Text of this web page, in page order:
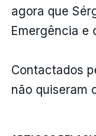
agora que
Emergência e
Contactados
não quiseram